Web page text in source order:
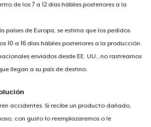
de los 7 a 12 días hábiles posteriores a la
países de Europa, se estima que los pedidos
10 a 16 días hábiles posteriores a la producción.
enviados desde EE. UU., no rastreamos
llegan a su país de destino.
accidentes. Si recibe un producto dañado,
con gusto lo reemplazaremos o le